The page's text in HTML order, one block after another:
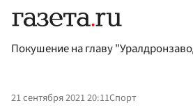
Покушение на главу
21 сентября 2021 20:11Спорт